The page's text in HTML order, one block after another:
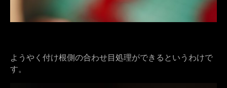
ようやく付け根側の合わせ目処理ができるというわけで
す。